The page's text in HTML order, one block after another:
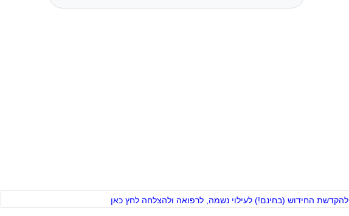
להקדשת החידוש (בחינם!) לעילוי נשמה, לרפואה ולהצלחה לחץ כאן